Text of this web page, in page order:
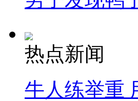
热点新闻
牛人练举重